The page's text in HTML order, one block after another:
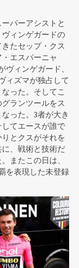
パーアシストと
ィンゲガードの
たセップ・クス
エスパーニャ
ヴィンゲガード、
ィズマが独占して
った。そしてこ
ランツールをス
った。3者が大き
てエースが誰で
とクスがそれを
、戦術と技術だ
またこの日は、
を表現した未登録